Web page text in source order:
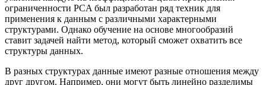
ограниченности PCA был разработан ряд техник для
применения к данным с различными характерными
структурами. Однако обучение на основе многообразий
ставит задачей найти метод, который сможет охватить все
структуры данных.
В разных структурах данные имеют разные отношения между
друг другом. Например, они могут быть линейно разделимы